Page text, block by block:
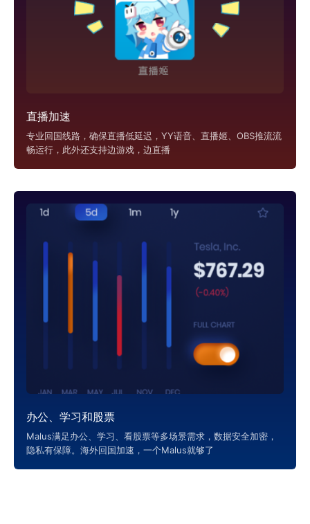
直播加速
专业回国线路，确保直播低延迟，YY语音、直播姬、OBS推流流
畅运行，此外还支持边游戏，边直播
办公、学习和股票
Malus满足办公、学习、看股票等多场景需求，数据安全加密，
隐私有保障。海外回国加速，一个Malus就够了